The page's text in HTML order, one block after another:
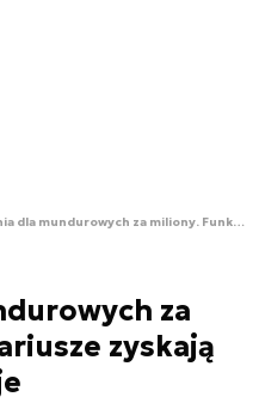
Szkolenia dla mundurowych za miliony. Funkcjonariusze zyskają nowe kompetencje
za
zyskają